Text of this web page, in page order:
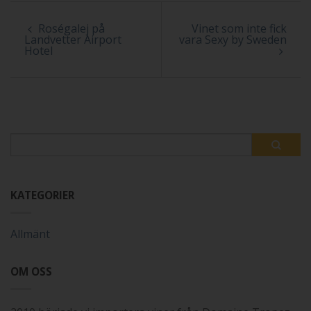
Roségalej på
Landvetter Airport
Hotel
Vinet som inte fick
vara Sexy by Sweden
KATEGORIER
Allmänt
OM OSS